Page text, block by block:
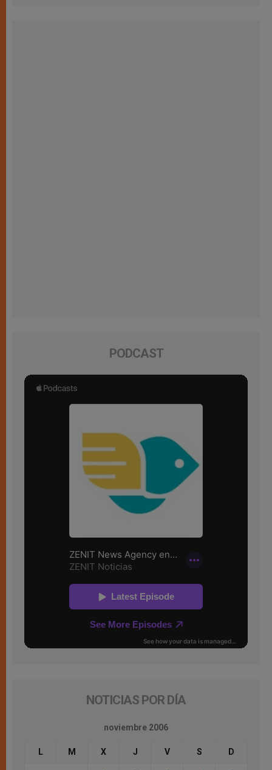
PODCAST
NOTICIAS POR DÍA
noviembre 2006
L M X J V S D